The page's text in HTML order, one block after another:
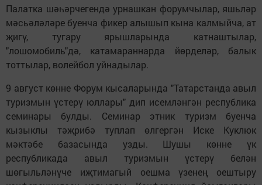
Палатка шәһәрчегендә урнашкан форумчылар, яшьләр
мәсьәләләре буенча фикер алышып кына калмыйча, ат
җигү, тугару ярышларында катнаштылар,
"лошомобиль"дә, катамараннарда йөрделәр, балык
тоттылар, волейбол уйнадылар.
9 август көнне Форум кысаларында "Татарстанда авыл
туризмын үстерү юллары" дип исемләнгән республика
семинары булды. Семинар этник туризм буенча
кызыклы тәҗрибә туплап өлгергән Иске Куклюк
мәктәбе базасында узды. Шушы көнне үк
республикада авыл туризмын үстерү белән
шөгыльләнүче иҗтимагый оешма үзенең оештыру